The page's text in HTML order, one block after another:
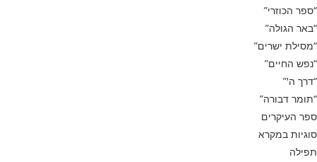
“ספר הכוזרי”
“באר הגולה”
“מסילת ישרים”
“נפש החיים”
“דרך ה'”
“תומר דבורה”
ספר העיקרים
סוגיות במקרא
תפילה